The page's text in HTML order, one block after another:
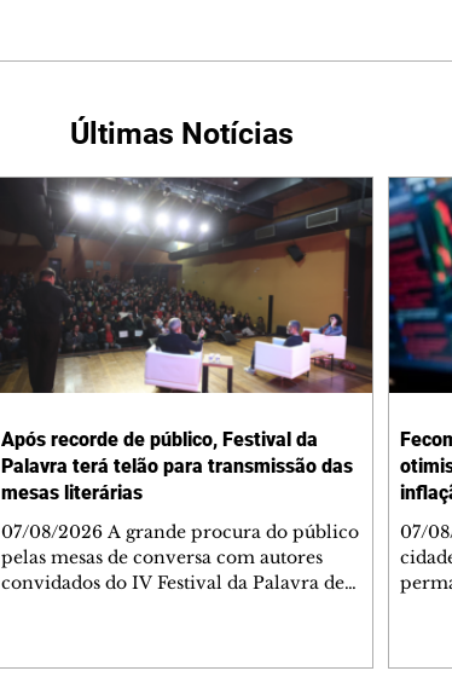
Últimas Notícias
Após recorde de público, Festival da
Palavra terá telão para transmissão das
mesas literárias
07/08/2026 A grande procura do público
pelas mesas de conversa com autores
convidados do IV Festival da Palavra de
07/